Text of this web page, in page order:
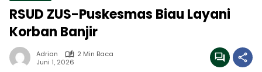
RSUD ZUS-Puskesmas Biau Layani
Korban Banjir
Adrian
2 Min Baca
Juni 1, 2026